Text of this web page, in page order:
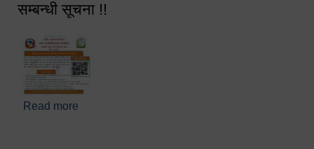
सम्बन्धी सूचना !!
Read more